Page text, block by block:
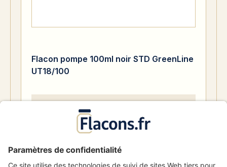
Flacon pompe 100ml noir STD GreenLine
UT18/100
2,35 €